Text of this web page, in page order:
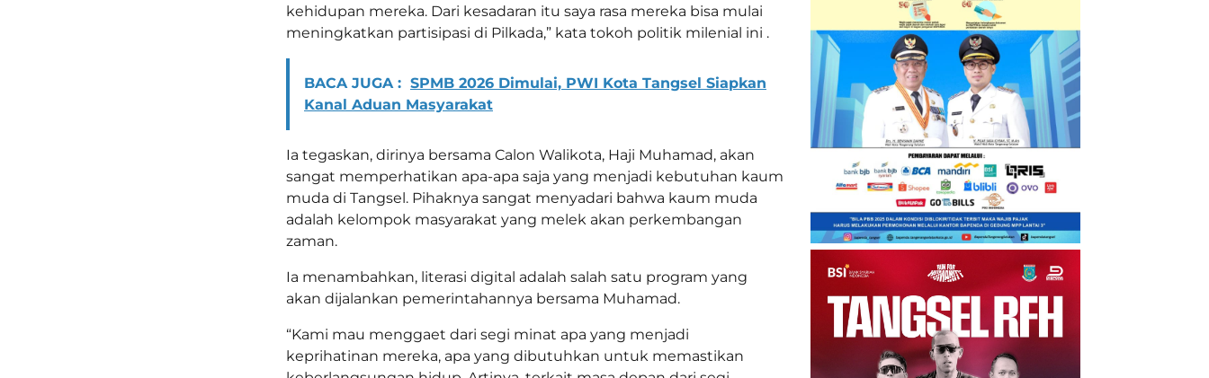
kehidupan mereka. Dari kesadaran itu saya rasa mereka bisa mulai
meningkatkan partisipasi di Pilkada,” kata tokoh politik milenial ini .
BACA JUGA : SPMB 2026 Dimulai, PWI Kota Tangsel Siapkan
Kanal Aduan Masyarakat
Ia tegaskan, dirinya bersama Calon Walikota, Haji Muhamad, akan
sangat memperhatikan apa-apa saja yang menjadi kebutuhan kaum
muda di Tangsel. Pihaknya sangat menyadari bahwa kaum muda
adalah kelompok masyarakat yang melek akan perkembangan
zaman.
Ia menambahkan, literasi digital adalah salah satu program yang
akan dijalankan pemerintahannya bersama Muhamad.
“Kami mau menggaet dari segi minat apa yang menjadi
keprihatinan mereka, apa yang dibutuhkan untuk memastikan